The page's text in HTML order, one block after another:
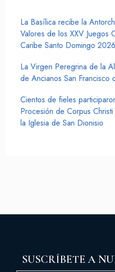
La Basílica recibe la
Valores de los XXV Juegos
Caribe Santo Domingo 2026
La Virgen Peregrina de la
de Ancianos San Francisco
Cientos de fieles
Procesión de Corpus
la Iglesia de San Dionisio
SUSCRÍBETE A